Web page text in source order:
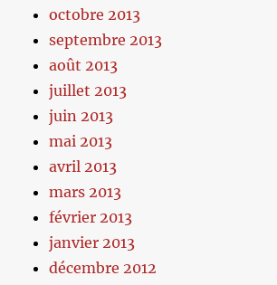
octobre 2013
septembre 2013
août 2013
juillet 2013
juin 2013
mai 2013
avril 2013
mars 2013
février 2013
janvier 2013
décembre 2012